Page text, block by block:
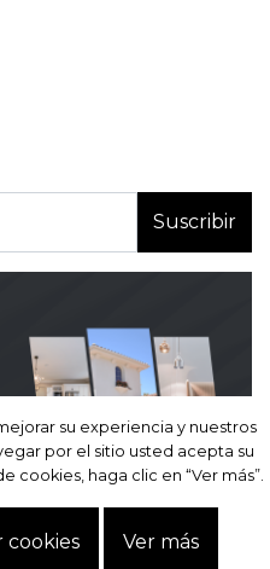
su experiencia y nuestros
por el sitio usted acepta su
cookies, haga clic en “Ver más”.
cookies Ver más
Suscribir
y Condiciones. Datos personales.
su experiencia y nuestros
por el sitio usted acepta su
cookies, haga clic en “Ver más”.
cookies Ver más